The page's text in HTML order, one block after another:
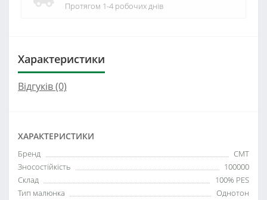
Протягом 1-4 робочих днів
Характеристики
Відгуків (0)
ХАРАКТЕРИСТИКИ
Бренд
СМТ
Зносостійкість
100000
Склад
100% PES
Тип малюнка
Однотон